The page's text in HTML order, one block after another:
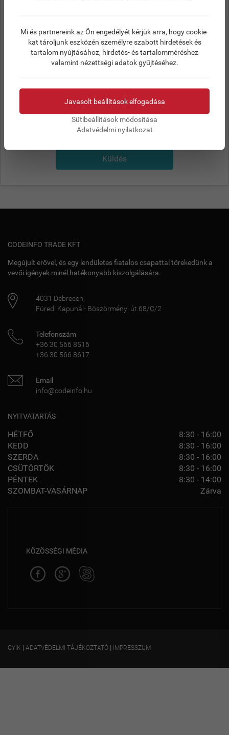
Azadatvédelmi tájékoztatóbanleírtak alapján
hozzájárulok az adataim kezeléséhez.
Küldés
CODEINFO TRADE KFT
Megújult erővel, és egy lendületes fiatalos csapattal törekedünk a
vevői igények minél hatékonyabb kiszolgálására.
4031 Debrecen,
Füredi Kapunál- Böszörményi út 68/C/2
Telefonszám
+36 30 566 8516
+36 30 566 8617
Email
info@codeinfo.hu
NYITVATARTÁS
HÉTFŐ
KEDD
SZERDA
CSÜTÖRTÖK
PÉNTEK
SZOMBAT-VASÁRNAP
8:30 - 16:00
8:30 - 16:00
8:30 - 16:00
8:30 - 16:00
8:30 - 14:00
Zárva
KÖZÖSSÉGI MÉDIA
GYIK | ADATVÉDELMI TÁJÉKOZTATÓ | IMPRESSZUM
Mi és partnereink az Ön engedélyét kérjük arra, hogy cookie-
kat tároljunk eszközén személyre szabott hirdetések és
tartalom nyújtásához, hirdetés- és tartalomméréshez
valamint nézettségi adatok gyűjtéséhez.
Javasolt beállítások elfogadása
Sütibeállítások módosítása
Adatvédelmi nyilatkozat